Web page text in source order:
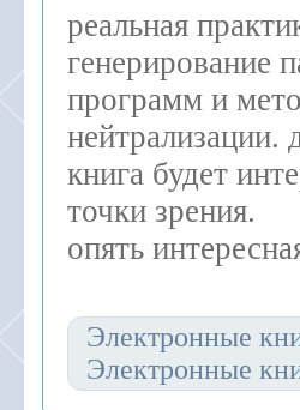
реальная
генерирование
программ и
нейтрализации.
книга будет
точки зрения.
опять
Электронные
Электронные